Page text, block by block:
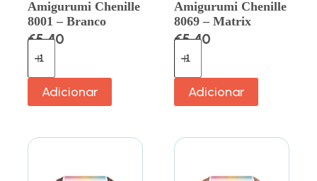
Amigurumi Chenille
8001 – Branco
€5.40
Adicionar
Amigurumi Chenille
8069 – Matrix
€5.40
Adicionar